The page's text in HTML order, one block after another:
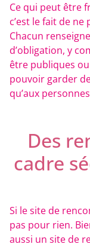
Ce qui peut être
c’est le fait de
Chacun
d’obligation, y
être publiques
pouvoir garder
qu’aux
Des
cadre
Si le site de
pas pour rien.
aussi un site de